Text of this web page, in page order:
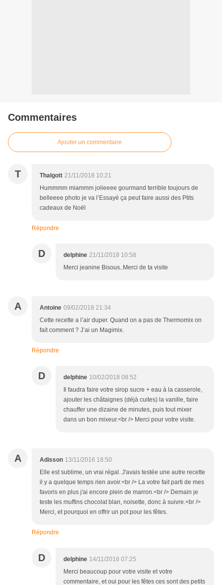
Commentaires
Ajouter un commentaire
T Thalgott 21/11/2018 10:21
Hummmm miammm jolieeee gourmand terrible toujours de
belleeee photo je va l’Essayé ça peut faire aussi des Ptits
cadeaux de Noël
Répondre
D delphine 21/11/2018 10:58
Merci jeanine Bisous..Merci de ta visite
A Antoine 09/02/2018 21:34
Cette recette a l’air duper. Quand on a pas de Thermomix on
fait comment ? J’ai un Magimix.
Répondre
D delphine 10/02/2018 08:52
Il faudra faire votre sirop sucre + eau à la casserole,
ajouter les châtaignes (déjà cuites) la vanille, faire
chauffer une dizaine de minutes, puis tout mixer
dans un bon mixeur.<br /> Merci pour votre visite.
A Adisson 13/11/2016 18:50
Elle est sublime, un vrai régal. J'avais testée une autre recette
il y a quelque temps rien avoir.<br /> La votre fait parti de mes
favoris en plus j'ai encore plein de marron.<br /> Demain je
teste les muffins chocolat blan, noisette, donc à suivre.<br />
Merci, et pourquoi en offrir un pot pour les fêtes.
Répondre
D delphine 14/11/2016 07:25
Merci beaucoup pour votre visite et votre
commentaire, et oui pour les fêtes ces sont des petits